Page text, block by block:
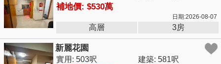
補地價: $530萬
日期:2026-08-07
高層 3房
新麗花園
實用: 503呎 建築: 581呎